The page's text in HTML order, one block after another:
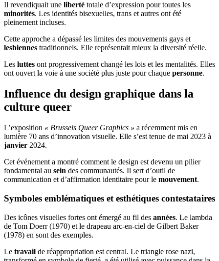
Il revendiquait une liberté totale d’expression pour toutes les
minorités. Les identités bisexuelles, trans et autres ont été
pleinement incluses.
Cette approche a dépassé les limites des mouvements gays et
lesbiennes traditionnels. Elle représentait mieux la diversité réelle.
Les luttes ont progressivement changé les lois et les mentalités. Elles
ont ouvert la voie à une société plus juste pour chaque personne.
Influence du design graphique dans la
culture queer
L’exposition « Brussels Queer Graphics » a récemment mis en
lumière 70 ans d’innovation visuelle. Elle s’est tenue de mai 2023 à
janvier 2024.
Cet événement a montré comment le design est devenu un pilier
fondamental au sein des communautés. Il sert d’outil de
communication et d’affirmation identitaire pour le mouvement.
Symboles emblématiques et esthétiques contestataires
Des icônes visuelles fortes ont émergé au fil des années. Le lambda
de Tom Doerr (1970) et le drapeau arc-en-ciel de Gilbert Baker
(1978) en sont des exemples.
Le travail de réappropriation est central. Le triangle rose nazi,